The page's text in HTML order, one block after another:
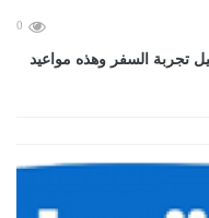
0
تجربة السفر وهذه مواعيد